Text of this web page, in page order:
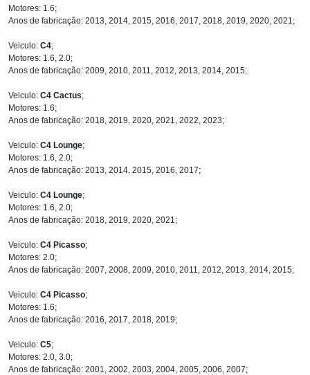
Motores: 1.6;
Anos de fabricação: 2013, 2014, 2015, 2016, 2017, 2018, 2019, 2020, 2021;
Veiculo: C4;
Motores: 1.6, 2.0;
Anos de fabricação: 2009, 2010, 2011, 2012, 2013, 2014, 2015;
Veiculo: C4 Cactus;
Motores: 1.6;
Anos de fabricação: 2018, 2019, 2020, 2021, 2022, 2023;
Veiculo: C4 Lounge;
Motores: 1.6, 2.0;
Anos de fabricação: 2013, 2014, 2015, 2016, 2017;
Veiculo: C4 Lounge;
Motores: 1.6, 2.0;
Anos de fabricação: 2018, 2019, 2020, 2021;
Veiculo: C4 Picasso;
Motores: 2.0;
Anos de fabricação: 2007, 2008, 2009, 2010, 2011, 2012, 2013, 2014, 2015;
Veiculo: C4 Picasso;
Motores: 1.6;
Anos de fabricação: 2016, 2017, 2018, 2019;
Veiculo: C5;
Motores: 2.0, 3.0;
Anos de fabricação: 2001, 2002, 2003, 2004, 2005, 2006, 2007;